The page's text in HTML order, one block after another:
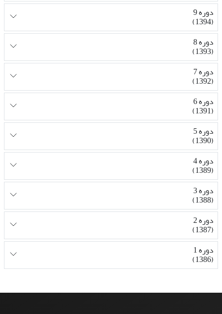
دوره 9
(1394)
دوره 8
(1393)
دوره 7
(1392)
دوره 6
(1391)
دوره 5
(1390)
دوره 4
(1389)
دوره 3
(1388)
دوره 2
(1387)
دوره 1
(1386)